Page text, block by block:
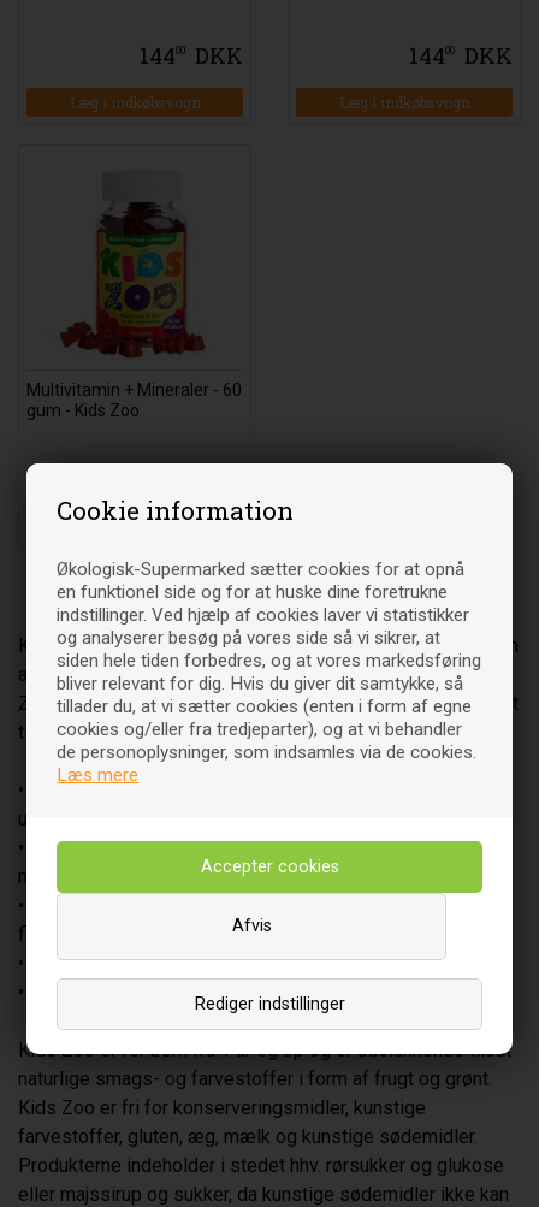
Cookie information
Økologisk-Supermarked sætter cookies for at opnå
en funktionel side og for at huske dine foretrukne
indstillinger. Ved hjælp af cookies laver vi statistikker
og analyserer besøg på vores side så vi sikrer, at
siden hele tiden forbedres, og at vores markedsføring
bliver relevant for dig. Hvis du giver dit samtykke, så
tillader du, at vi sætter cookies (enten i form af egne
cookies og/eller fra tredjeparter), og at vi behandler
de personoplysninger, som indsamles via de cookies.
Læs mere
Rediger indstillinger
Afvis
14400 DKK 14400 DKK
Multivitamin + Mineraler - 60
gum - Kids Zoo
Kids Zoo-Serien er udviklet til børn, som ikke bryder sig om
almindelige vitaminpiller. Med hele fem forskellige Kids
Zoo-produkter, kan du vælge den variant, som passer bedst
til netop dit barns spisevaner:
• Multivitamin + Mineraler (Vegetabilsk med frugtfibre
uden gelatine)
• Propolis m/hyldebær, hyben og vitamin C (Vegetabilsk
med frugtfibre uden gelatine)
• Omega-3 fedtstyrer (Med micro-indkapslet MEG-3®
fiskeolie og oksegelatine)
• Multivitamin (Med oksegelatine)
• Kalk + D og Fosfor (Med frugtfibre uden gelatine)
Kids Zoo er for børn fra 1 år og op og er udelukkende tilsat
naturlige smags- og farvestoffer i form af frugt og grønt.
Kids Zoo er fri for konserveringsmidler, kunstige
farvestoffer, gluten, æg, mælk og kunstige sødemidler.
Produkterne indeholder i stedet hhv. rørsukker og glukose
eller majssirup og sukker, da kunstige sødemidler ikke kan